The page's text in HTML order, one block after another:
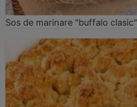
Sos de marinare "buffalo clasic"